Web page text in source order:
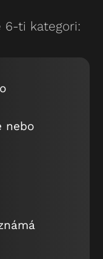
6-ti kategori:
nebo